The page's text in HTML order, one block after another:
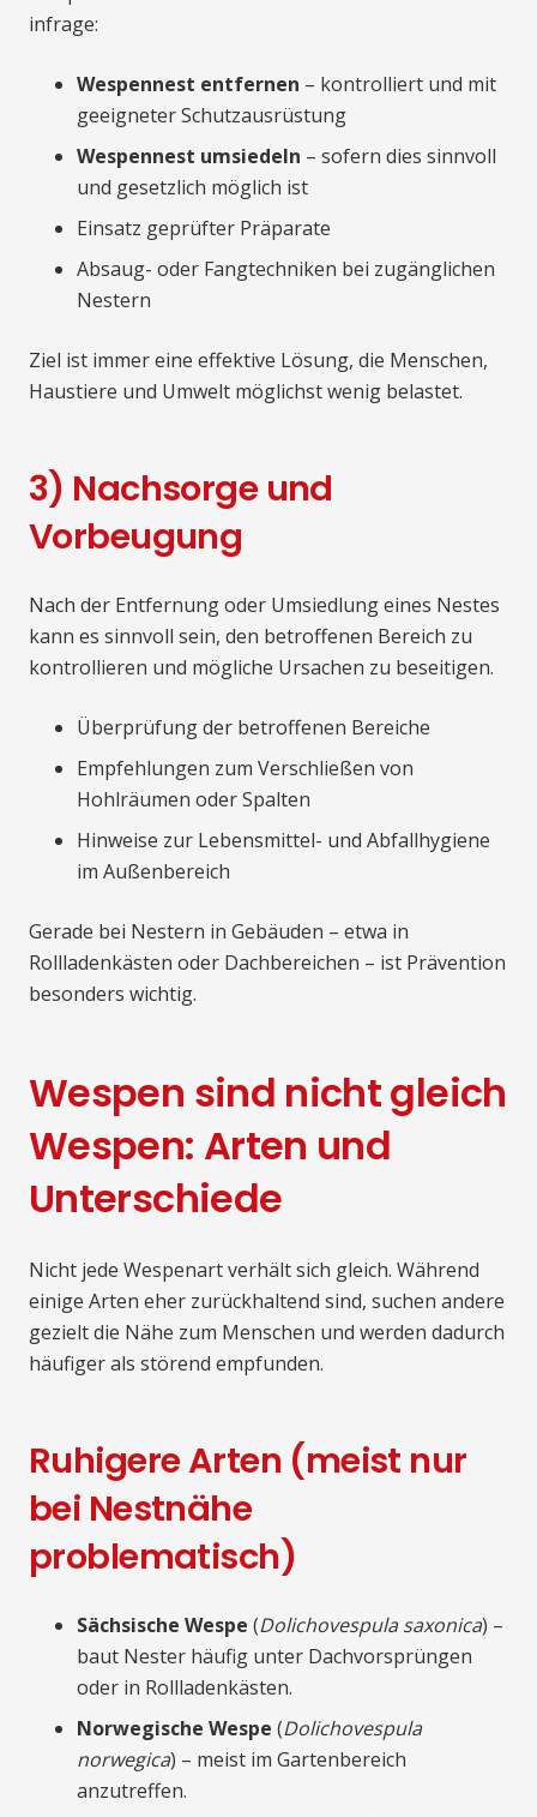
infrage:
Wespennest entfernen – kontrolliert und mit
geeigneter Schutzausrüstung
Wespennest umsiedeln – sofern dies sinnvoll
und gesetzlich möglich ist
Einsatz geprüfter Präparate
Absaug- oder Fangtechniken bei zugänglichen
Nestern
Ziel ist immer eine effektive Lösung, die Menschen,
Haustiere und Umwelt möglichst wenig belastet.
3) Nachsorge und
Vorbeugung
Nach der Entfernung oder Umsiedlung eines Nestes
kann es sinnvoll sein, den betroffenen Bereich zu
kontrollieren und mögliche Ursachen zu beseitigen.
Überprüfung der betroffenen Bereiche
Empfehlungen zum Verschließen von
Hohlräumen oder Spalten
Hinweise zur Lebensmittel- und Abfallhygiene
im Außenbereich
Gerade bei Nestern in Gebäuden – etwa in
Rollladenkästen oder Dachbereichen – ist Prävention
besonders wichtig.
Wespen sind nicht gleich
Wespen: Arten und
Unterschiede
Nicht jede Wespenart verhält sich gleich. Während
einige Arten eher zurückhaltend sind, suchen andere
gezielt die Nähe zum Menschen und werden dadurch
häufiger als störend empfunden.
Ruhigere Arten (meist nur
bei Nestnähe
problematisch)
Sächsische Wespe (Dolichovespula saxonica) –
baut Nester häufig unter Dachvorsprüngen
oder in Rollladenkästen.
Norwegische Wespe (Dolichovespula
norwegica) – meist im Gartenbereich
anzutreffen.